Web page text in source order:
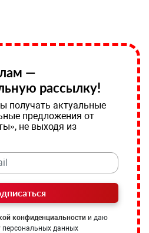
—
рассылку!
получать актуальные
предложения от
не выходя из
конфиденциальности и даю
персональных данных